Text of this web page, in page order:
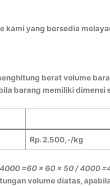
yang bersedia
berat volume
barang memiliki dimensi
Rp. 2.500,-/kg
=60 x 60 x 50 / 4000
volume diatas,